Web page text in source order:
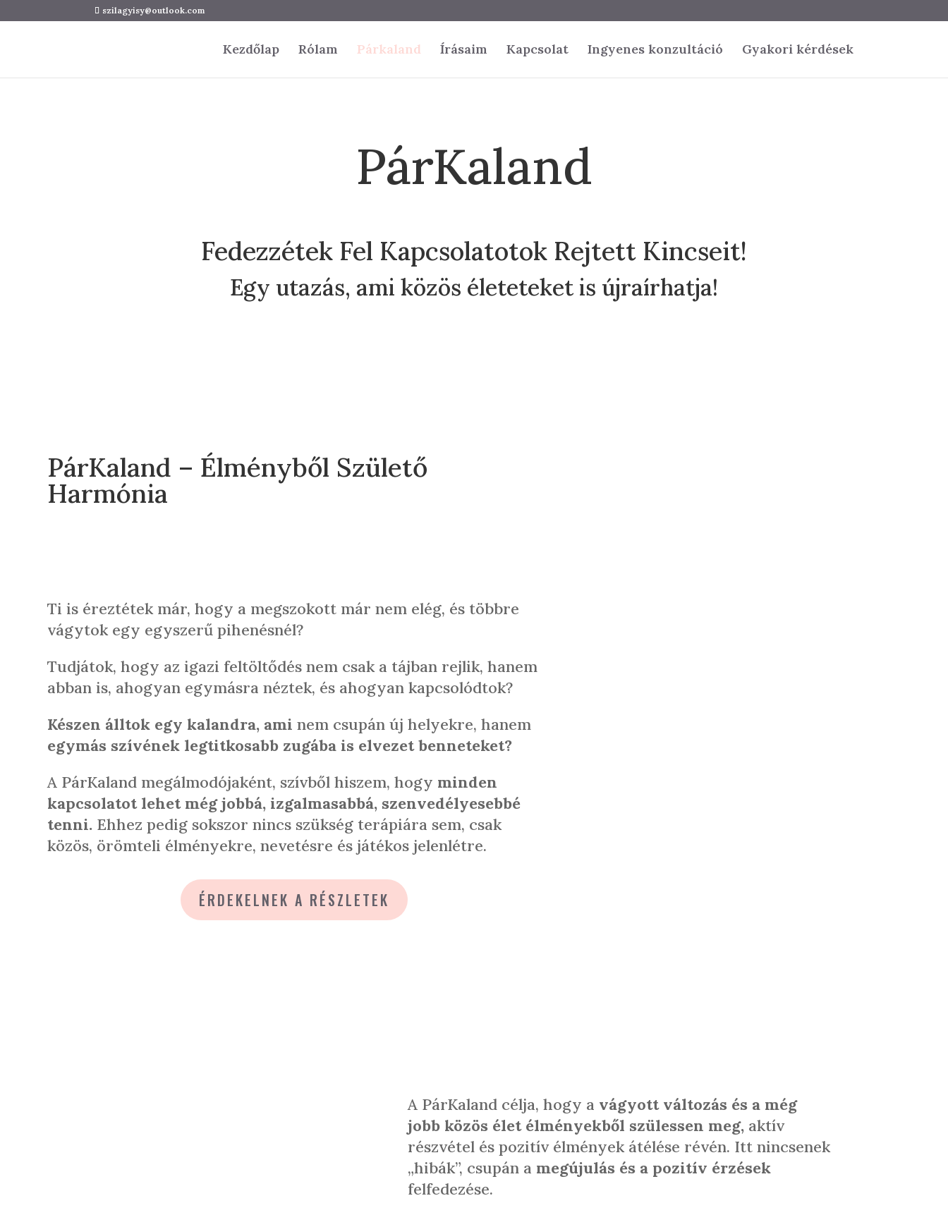
szilagyisy@outlook.com
Kezdőlap Rólam Párkaland Írásaim Kapcsolat Ingyenes konzultáció Gyakori kérdések
PárKaland
Fedezzétek Fel Kapcsolatotok Rejtett Kincseit!
Egy utazás, ami közös életeteket is újraírhatja!
PárKaland – Élményből Születő
Harmónia
Ti is éreztétek már, hogy a megszokott már nem elég, és többre
vágytok egy egyszerű pihenésnél?
Tudjátok, hogy az igazi feltöltődés nem csak a tájban rejlik, hanem
abban is, ahogyan egymásra néztek, és ahogyan kapcsolódtok?
Készen álltok egy kalandra, ami nem csupán új helyekre, hanem
egymás szívének legtitkosabb zugába is elvezet benneteket?
A PárKaland megálmodójaként, szívből hiszem, hogy minden
kapcsolatot lehet még jobbá, izgalmasabbá, szenvedélyesebbé
tenni. Ehhez pedig sokszor nincs szükség terápiára sem, csak
közös, örömteli élményekre, nevetésre és játékos jelenlétre.
ÉRDEKELNEK A RÉSZLETEK
A PárKaland célja, hogy a vágyott változás és a még
jobb közös élet élményekből szülessen meg,aktív
részvétel és pozitív élmények átélése révén. Itt nincsenek
„hibák”, csupán a megújulás és a pozitív érzések
felfedezése.